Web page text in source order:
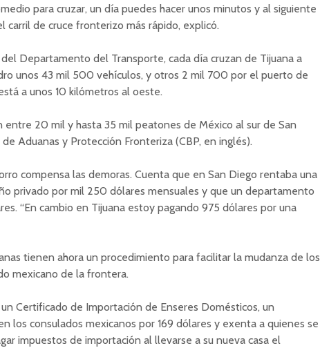
para cruzar, un día puedes hacer unos minutos y al siguiente
carril de cruce fronterizo más rápido, explicó.
Departamento del Transporte, cada día cruzan de Tijuana a
unos 43 mil 500 vehículos, y otros 2 mil 700 por el puerto de
a unos 10 kilómetros al oeste.
entre 20 mil y hasta 35 mil peatones de México al sur de San
Aduanas y Protección Fronteriza (CBP, en inglés).
compensa las demoras. Cuenta que en San Diego rentaba una
privado por mil 250 dólares mensuales y que un departamento
“En cambio en Tijuana estoy pagando 975 dólares por una
tienen ahora un procedimiento para facilitar la mudanza de los
mexicano de la frontera.
Certificado de Importación de Enseres Domésticos, un
los consulados mexicanos por 169 dólares y exenta a quienes se
impuestos de importación al llevarse a su nueva casa el